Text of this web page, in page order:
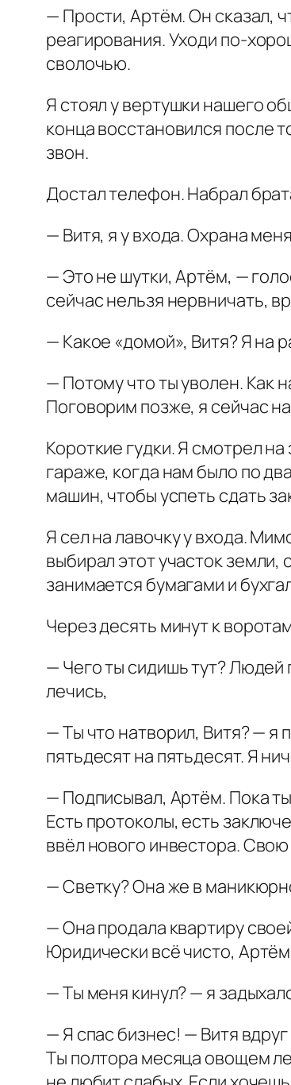
— Прости, Артём. Он сказал,
реагирования. Уходи по-
сволочью.
Я стоял у вертушки нашего
конца восстановился после
звон.
Достал телефон. Набрал
— Витя, я у входа. Охрана
— Это не шутки, Артём, —
сейчас нельзя нервничать,
— Какое «домой», Витя? Я на
— Потому что ты уволен. Как
Поговорим позже, я сейчас
Короткие гудки. Я смотрел
гараже, когда нам было по
машин, чтобы успеть сдать
Я сел на лавочку у входа.
выбирал этот участок
занимается бумагами и
Через десять минут к
— Чего ты сидишь тут? Людей
лечись,
— Ты что натворил, Витя? — я
пятьдесят на пятьдесят. Я
— Подписывал, Артём. Пока
Есть протоколы, есть
ввёл нового инвестора.
— Светку? Она же в
— Она продала квартиру
Юридически всё чисто,
— Ты меня кинул? — я
— Я спас бизнес! — Витя
Ты полтора месяца овощем